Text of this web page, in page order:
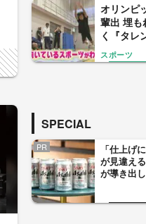
オリンピ
輩出 埋も
く『タレ
から22
門” 【福
スポーツ
SPECIAL
PR
「仕上げ
が見違え
が導き出
した「辛